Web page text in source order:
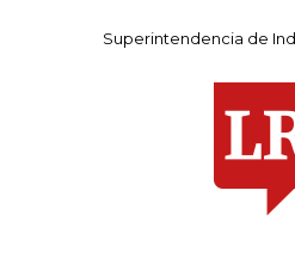
Superintendencia de